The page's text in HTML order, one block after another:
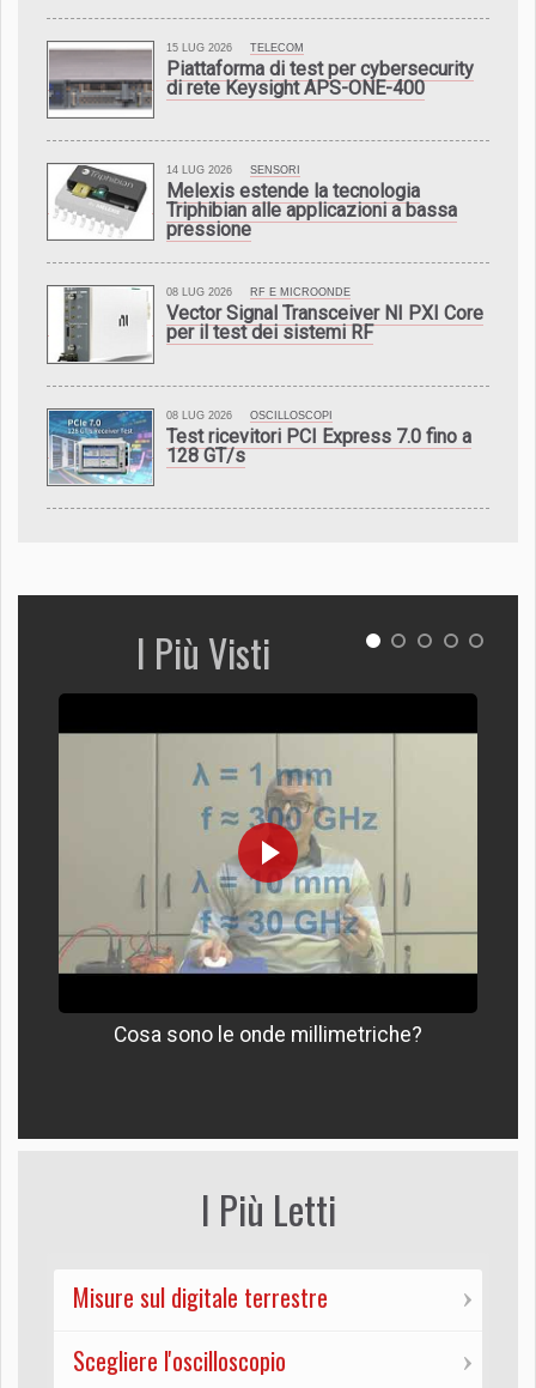
15 LUG 2026 TELECOM
Piattaforma di test per cybersecurity
di rete Keysight APS-ONE-400
14 LUG 2026 SENSORI
Melexis estende la tecnologia
Triphibian alle applicazioni a bassa
pressione
08 LUG 2026 RF E MICROONDE
Vector Signal Transceiver NI PXI Core
per il test dei sistemi RF
08 LUG 2026 OSCILLOSCOPI
Test ricevitori PCI Express 7.0 fino a
128 GT/s
I Più Visti
Cosa sono le onde millimetriche?
I Più Letti
Misure sul digitale terrestre
Scegliere l'oscilloscopio